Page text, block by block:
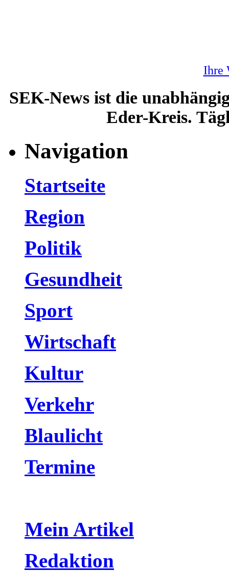
Ihre
SEK-News ist die
Eder-Kreis.
Navigation
Startseite
Region
Politik
Gesundheit
Sport
Wirtschaft
Kultur
Verkehr
Blaulicht
Termine
Mein Artikel
Redaktion